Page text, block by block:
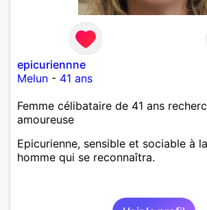
epicuriennne
Melun - 41 ans
Femme célibataire de 41 ans
amoureuse
Epicurienne, sensible et sociable à
homme qui se reconnaîtra.